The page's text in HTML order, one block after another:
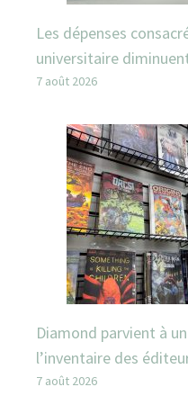
Les dépenses
universitaire
7 août 2026
Diamond parvient à
l’inventaire des
7 août 2026